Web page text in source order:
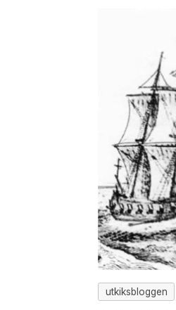
utkiksbloggen